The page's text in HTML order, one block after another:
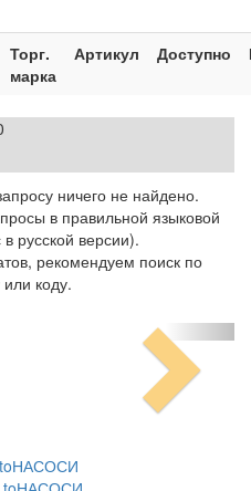
Торг.
марка
Артикул Доступно
ничего не найдено.
в правильной языковой
русской версии).
рекомендуем поиск по
или коду.
toНАСОСИ